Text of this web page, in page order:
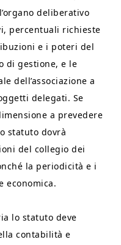
deliberativo
percentuali richieste
e i poteri del
di gestione, e le
dell’associazione a
delegati. Se
a prevedere
statuto dovrà
del collegio dei
la periodicità e i
economica.
lo statuto deve
contabilità e